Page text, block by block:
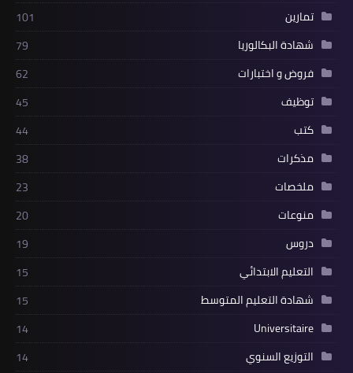
تمارين
101
شهادة البكالوريا
79
فروض و اختبارات
62
توظيف
45
كتب
44
مذكرات
38
ملخصات
23
منوعات
20
دروس
19
التعليم الابتدائي
15
شهادة التعليم المتوسط
15
Universitaire
14
التوزيع السنوي
14